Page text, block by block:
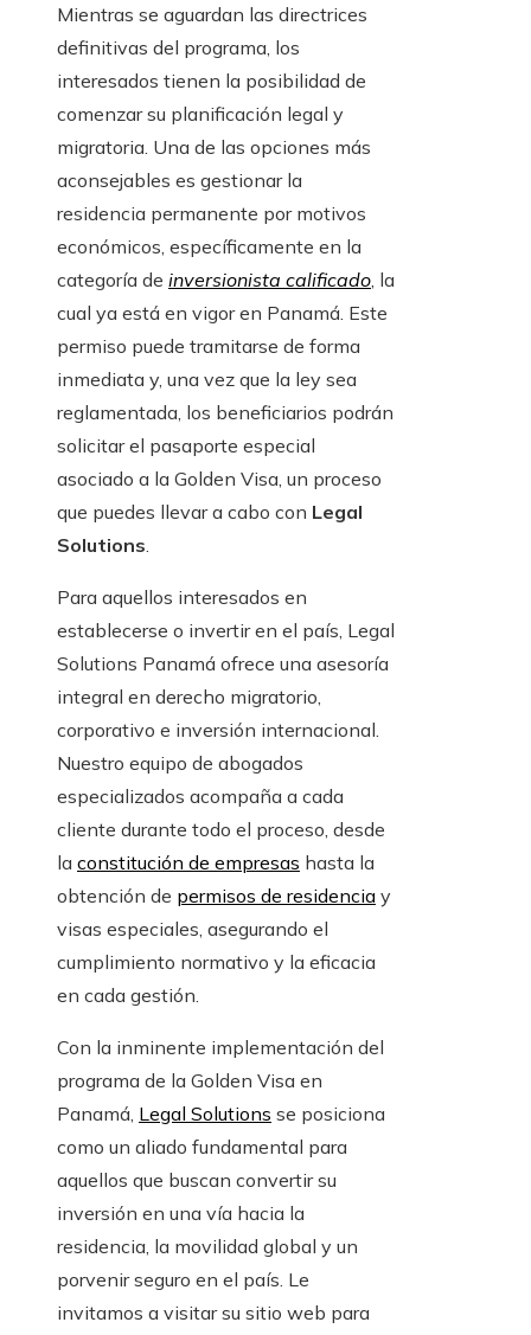
Mientras se aguardan las directrices
definitivas del programa, los
interesados tienen la posibilidad de
comenzar su planificación legal y
migratoria. Una de las opciones más
aconsejables es gestionar la
residencia permanente por motivos
económicos, específicamente en la
categoría de inversionista calificado, la
cual ya está en vigor en Panamá. Este
permiso puede tramitarse de forma
inmediata y, una vez que la ley sea
reglamentada, los beneficiarios podrán
solicitar el pasaporte especial
asociado a la Golden Visa, un proceso
que puedes llevar a cabo con Legal
Solutions.
Para aquellos interesados en
establecerse o invertir en el país, Legal
Solutions Panamá ofrece una asesoría
integral en derecho migratorio,
corporativo e inversión internacional.
Nuestro equipo de abogados
especializados acompaña a cada
cliente durante todo el proceso, desde
la constitución de empresas hasta la
obtención de permisos de residencia y
visas especiales, asegurando el
cumplimiento normativo y la eficacia
en cada gestión.
Con la inminente implementación del
programa de la Golden Visa en
Panamá, Legal Solutions se posiciona
como un aliado fundamental para
aquellos que buscan convertir su
inversión en una vía hacia la
residencia, la movilidad global y un
porvenir seguro en el país. Le
invitamos a visitar su sitio web para